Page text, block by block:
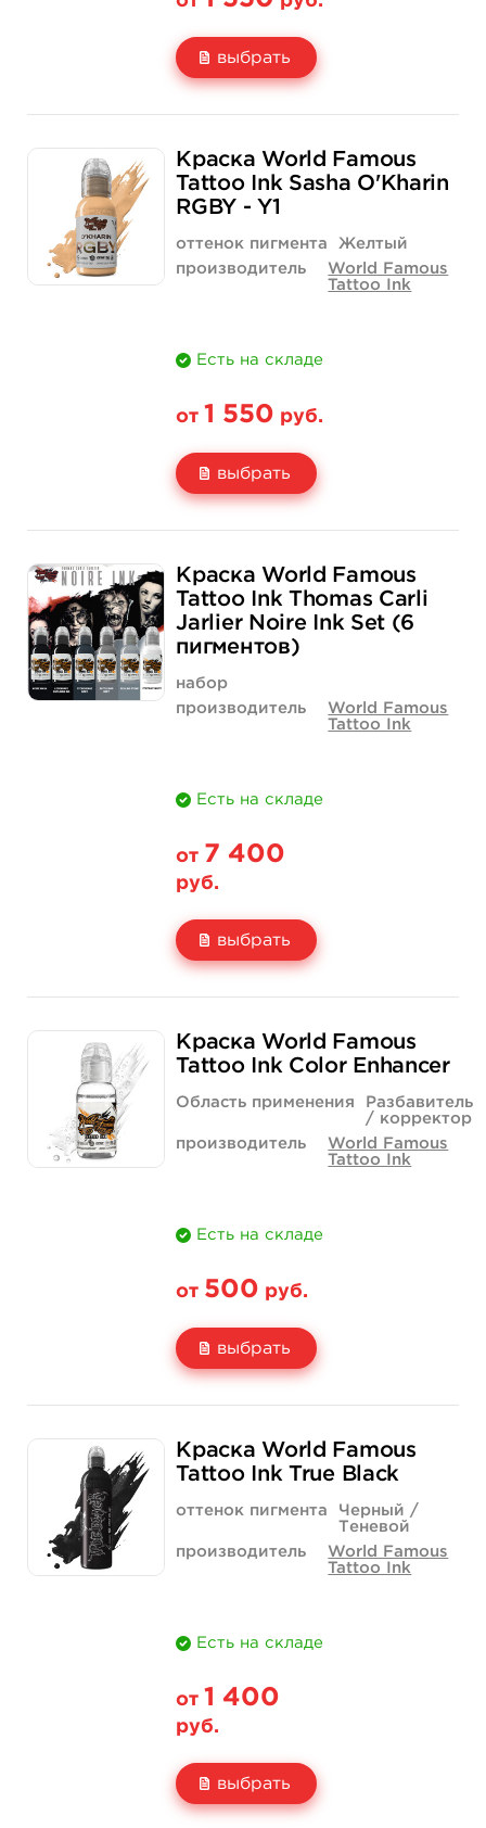
выбрать
Количество
1 550 руб.
купить
Краска World Famous
Tattoo Ink Sasha O'Kharin
RGBY - Y1
оттенок пигмента
Желтый
производитель
World Famous
Tattoo Ink
Есть на складе
от 1 550 руб.
выбрать
Количество
1 550 руб.
купить
Краска World Famous
Tattoo Ink Thomas Carli
Jarlier Noire Ink Set (6
пигментов)
набор
производитель
World Famous
Tattoo Ink
Есть на складе
от 7 400
руб.
выбрать
Количество
7 400 руб.
купить
19 800 руб.
купить
Краска World Famous
Tattoo Ink Color Enhancer
Область применения
Разбавитель
/ корректор
производитель
World Famous
Tattoo Ink
Есть на складе
от 500 руб.
выбрать
Количество
500 руб.
купить
700 руб.
купить
Краска World Famous
Tattoo Ink True Black
оттенок пигмента
Черный /
Теневой
производитель
World Famous
Tattoo Ink
Есть на складе
от 1 400
руб.
выбрать